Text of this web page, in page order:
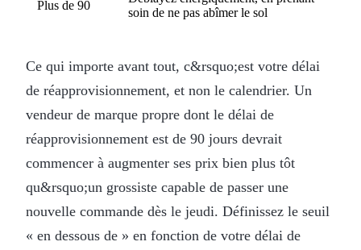
Plus de 90
soin de ne pas abîmer le sol
Ce qui importe avant tout, c&rsquo;est votre délai
de réapprovisionnement, et non le calendrier. Un
vendeur de marque propre dont le délai de
réapprovisionnement est de 90 jours devrait
commencer à augmenter ses prix bien plus tôt
qu&rsquo;un grossiste capable de passer une
nouvelle commande dès le jeudi. Définissez le seuil
« en dessous de » en fonction de votre délai de